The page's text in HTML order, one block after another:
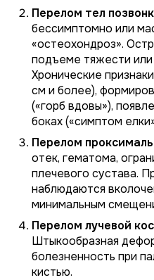
Перелом тел
бессимптомно или
«остеохондроз».
подъеме тяжести
Хронические
см и более),
(«горб вдовы»),
боках («симптом
Перелом
отек, гематома,
плечевого сустава.
наблюдаются
минимальным
Перелом лучевой
Штыкообразная
болезненность при
кистью.